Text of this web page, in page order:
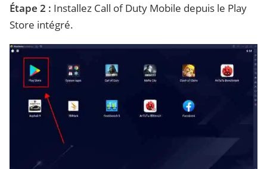
Étape 2 : Installez Call of Duty Mobile depuis le Play
Store intégré.